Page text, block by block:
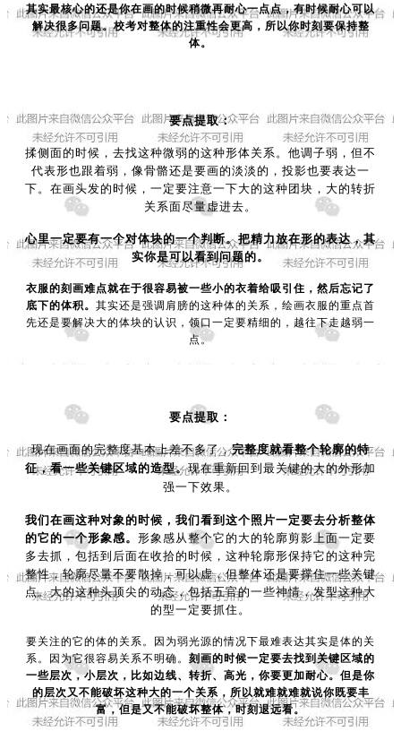
其实最核心的还是你在画的时候稍微再耐心一点点，有时候耐心可以
解决很多问题。校考对整体的注重性会更高，所以你时刻要保持整
体。
要点提取：
揉侧面的时候，去找这种微弱的这种形体关系。他调子弱，但不
代表形也跟着弱，像骨骼还是要画的淡淡的，投影也要表达一
下。在画头发的时候，一定要注意一下大的这种团块，大的转折
关系面尽量虚进去。
心里一定要有一个对体块的一个判断。把精力放在形的表达，其
实你是可以看到问题的。
衣服的刻画难点就在于很容易被一些小的衣着给吸引住，然后忘记了
底下的体积。 其实还是强调肩膀的这种体的关系，绘画衣服的重点首
先还是要解决大的体块的认识，领口一定要精细的，越往下走越弱一
点。
要点提取：
现在画面的完整度基本上差不多了，完整度就看整个轮廓的特
征，看一些关键区域的造型。现在重新回到最关键的大的外形加
强一下效果。
我们在画这种对象的时候，我们看到这个照片一定要去分析整体
的它的一个形象感。 形象感从整个它的大的轮廓剪影上面一定要
多去抓，包括到后面在收拾的时候，这种轮廓形保持它的这种完
整性，轮廓尽量不要散掉，可以虚，但整体还是要撑住一些关键
点。大的这种头顶尖的动态，包括五官的一些神情，发型这种大
的型一定要抓住。
要关注的它的体的关系。因为弱光源的情况下最难表达其实是体的关
系。因为它很容易关系不明确。 刻画的时候一定要去找到关键区域的
一些层次，小层次，比如边线、转折、高光，你要更加耐心。但是你
的层次又不能破坏这种大的一个关系，所以就难就难就说你既要丰
富，但是又不能破坏整体，时刻退远看。